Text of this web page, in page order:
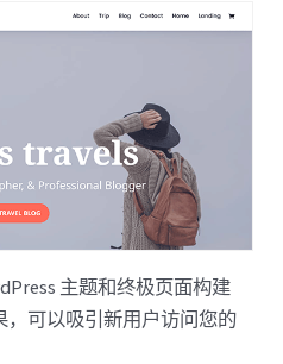
主题和终极页面构建
可以吸引新用户访问您的